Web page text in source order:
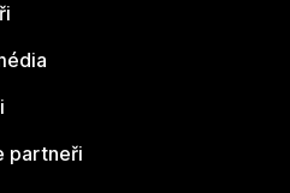
partneři